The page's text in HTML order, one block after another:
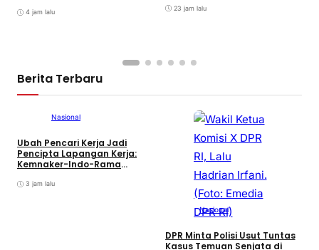
4 jam lalu
23 jam lalu
Berita Terbaru
Nasional
Ubah Pencari Kerja Jadi
Pencipta Lapangan Kerja:
Kemnaker-Indo-Rama
3 jam lalu
Nasional
DPR Minta Polisi Usut Tuntas
Kasus Temuan Senjata di